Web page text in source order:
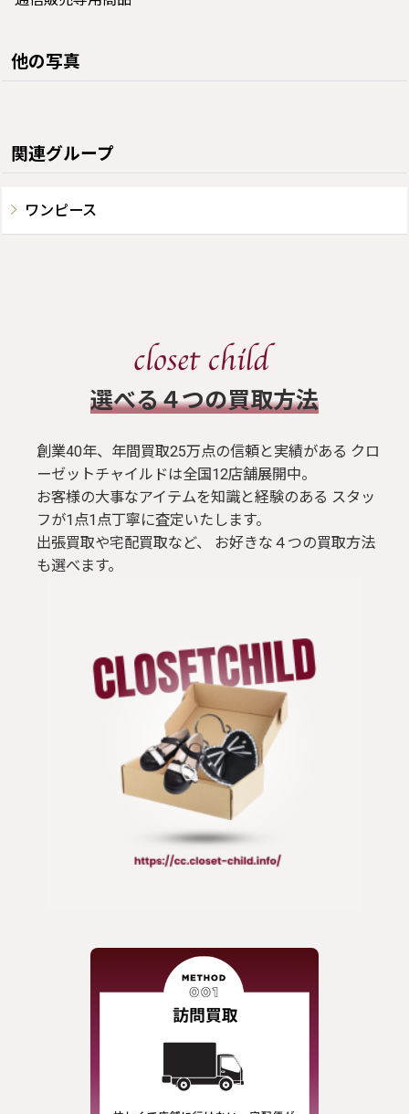
他の写真
関連グループ
ワンピース
​選べる４つの買取方法
創業40年、年間買取25万点の信頼と実績がある クロ
ーゼットチャイルドは全国12店舗展開中。
お客様の大事なアイテムを知識と経験のある スタッ
フが1点1点丁寧に査定いたします。
出張買取や宅配買取など、 お好きな４つの買取方法
も選べます。